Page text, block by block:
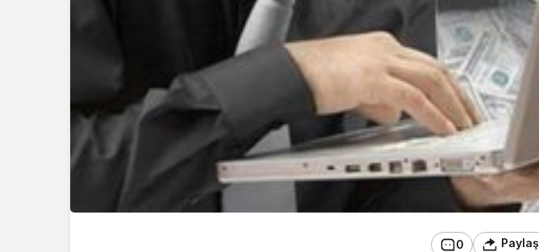
0 Paylaş